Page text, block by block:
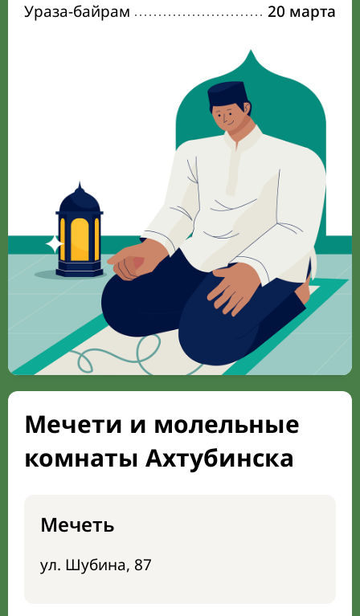
Ураза-байрам
20 марта
Мечети и молельные
комнаты Ахтубинска
Мечеть
ул. Шубина, 87